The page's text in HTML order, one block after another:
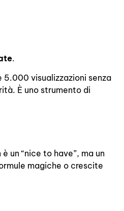
.
visualizzazioni senza
È uno strumento di
un “nice to have”, ma un
magiche o crescite